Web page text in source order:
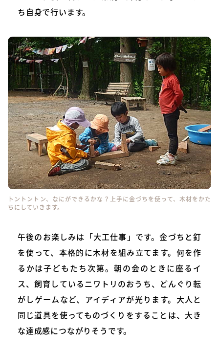
ち自身で行います。
トントントン、なにができるかな？上手に金づちを使って、木材をかた
ちにしていきます。
午後のお楽しみは「大工仕事」です。金づちと釘
を使って、本格的に木材を組み立てます。何を作
るかは子どもたち次第。朝の会のときに座るイ
ス、飼育しているニワトリのおうち、どんぐり転
がしゲームなど、アイディアが光ります。大人と
同じ道具を使ってものづくりをすることは、大き
な達成感につながりそうです。